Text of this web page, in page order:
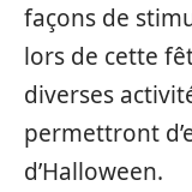
façons de
lors de cette
diverses
permettront
d’Halloween.